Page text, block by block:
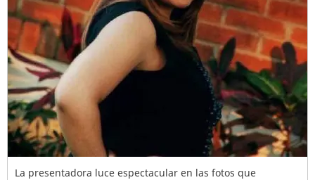
La presentadora luce espectacular en las fotos que